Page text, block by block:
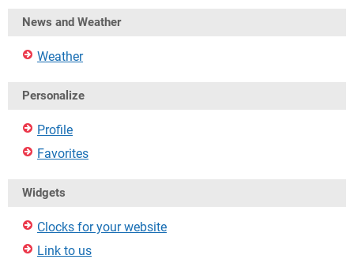
News and Weather
Weather
Personalize
Profile
Favorites
Widgets
Clocks for your website
Link to us